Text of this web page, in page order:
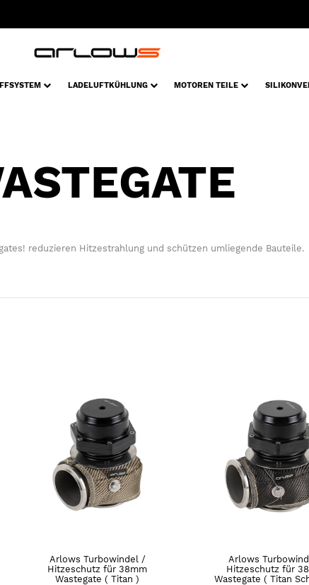
LADELUFTKÜHLUNG MOTOREN TEILE
reduzieren Hitzestrahlung und schützen umliegende Bauteile.
Arlows Turbowindel /
Hitzeschutz für 38mm
Wastegate ( Titan )
Arlows
Hitzeschutz für
Wastegate ( Titan